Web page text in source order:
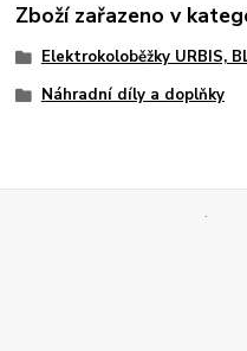
Zboží zařazeno v
Elektrokoloběžky URBIS,
Náhradní díly a doplňky
.